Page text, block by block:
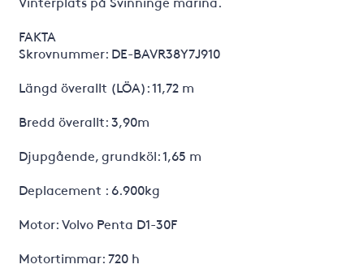
FAKTA
Skrovnummer: DE-BAVR38Y7J910
Längd överallt (LÖA): 11,72 m
Bredd överallt: 3,90m
Djupgående, grundköl: 1,65 m
Deplacement : 6.900kg
Motor: Volvo Penta D1-30F
Motortimmar: 720 h